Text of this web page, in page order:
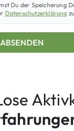
Du der Speicherung
Datenschutzerklärung